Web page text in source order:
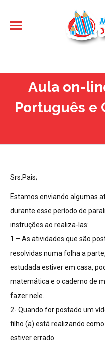
Aula on-
Português e
Srs.Pais;
Estamos enviando algumas
durante esse período de
instruções ao realiza-las:
1 – As atividades que são
resolvidas numa folha a
estudada estiver em casa,
matemática e o caderno de
fazer nele.
2- Quando for postado um
filho (a) está realizando
estiver errado.